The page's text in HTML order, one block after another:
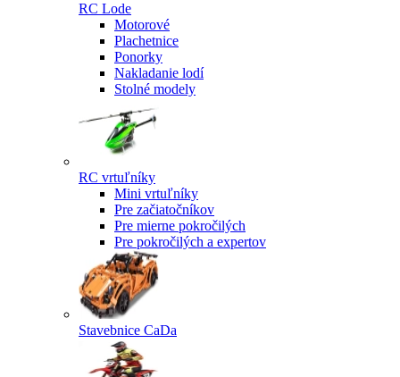
RC Lode
Motorové
Plachetnice
Ponorky
Nakladanie lodí
Stolné modely
RC vrtuľníky
Mini vrtuľníky
Pre začiatočníkov
Pre mierne pokročilých
Pre pokročilých a expertov
Stavebnice CaDa